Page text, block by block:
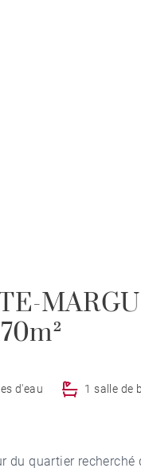
d'eau
1 salle de
du quartier recherché